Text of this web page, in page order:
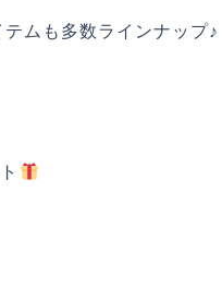
ムも多数ラインナップ♪